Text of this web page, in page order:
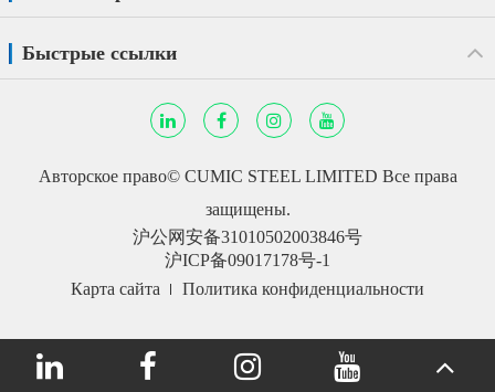
Быстрые ссылки
Авторское право© CUMIC STEEL LIMITED Все права
защищены.
沪公网安备31010502003846号
沪ICP备09017178号-1
Карта сайта
Политика конфиденциальности